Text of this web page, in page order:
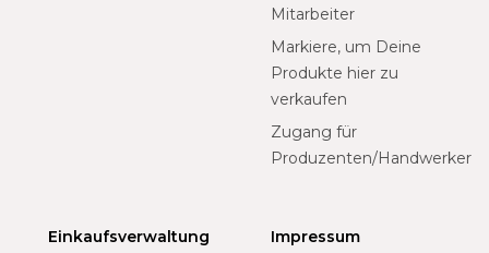
Mitarbeiter
Markiere, um Deine
Produkte hier zu
verkaufen
Zugang für
Produzenten/Handwerker
Einkaufsverwaltung
Impressum